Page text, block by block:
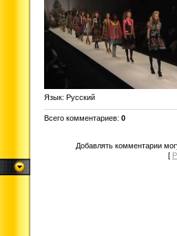
Язык: Русский
Всего комментариев: 0
Добавлять комментарии
[